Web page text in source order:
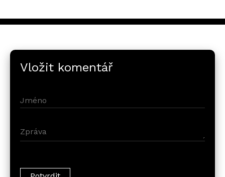
Vložit komentář